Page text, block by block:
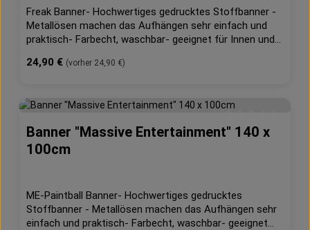
Freak Banner- Hochwertiges gedrucktes Stoffbanner -
Metallösen machen das Aufhängen sehr einfach und
praktisch- Farbecht, waschbar- geeignet für Innen und
(DIN 4102, Teil 1)Maße: ca. 120cm x 80cm
Regulärer Preis:
24,90 € (vorher 24,90 €)
Durchschnittliche
Banner "Massive Entertainment" 140 x
100cm
ME-Paintball Banner- Hochwertiges gedrucktes
Stoffbanner - Metallösen machen das Aufhängen sehr
einfach und praktisch- Farbecht, waschbar- geeignet